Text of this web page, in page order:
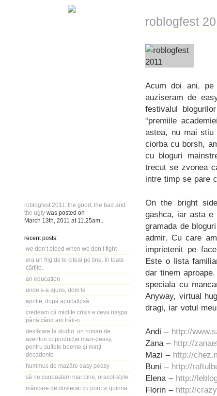
roblogfest 2011: the good, the bad and
the ugly was posted on
March 13th, 2011 at 11.25am
recent posts:
we don’t bleed when we don’t fight
era un frig de te citeai pe tine. în toate
cărțile.
an education
unde s-a ajuns, dom’le
aprilie, după apocalipsă
credeam că midlife crisis e ceva nașpa.
până când am trăit-o.
desfătare la studio: un roman de
aventuri coproducție mazi-peasy,
pentru suflete boeme și minți
decadente
hummus de mazăre easy peasy
să ne cunoaștem mai bine, oracol-style
mâncare de dovlecei cu porc și quinoa
roblogfest
Acum doi ani,
auziseram de
festivalul
“premiile
astea, nu mai
ciorba cu borsh,
cu bloguri
trecut se zvonea
intre timp se pare
On the bright
gashca, iar asta
gramada de
admir. Cu care
imprietenit pe
Este o lista
dar tinem
speciala cu
Anyway, virtual
dragi, iar votul
Andi – http://
Zana – http://
Mazi – http://
Buni – http://
Elena – http://
Florin – http://